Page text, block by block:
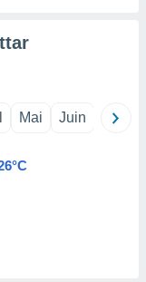
Mai Juin Juillet